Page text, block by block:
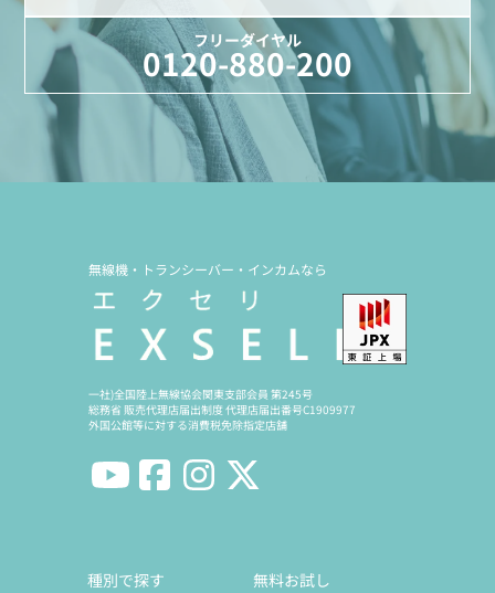
フリーダイヤル
0120-880-200
無線機・トランシーバー・インカムなら
一社)全国陸上無線協会関東支部会員 第245号
総務省 販売代理店届出制度 代理店届出番号C1909977
外国公館等に対する消費税免除指定店舗
種別で探す
無料お試し